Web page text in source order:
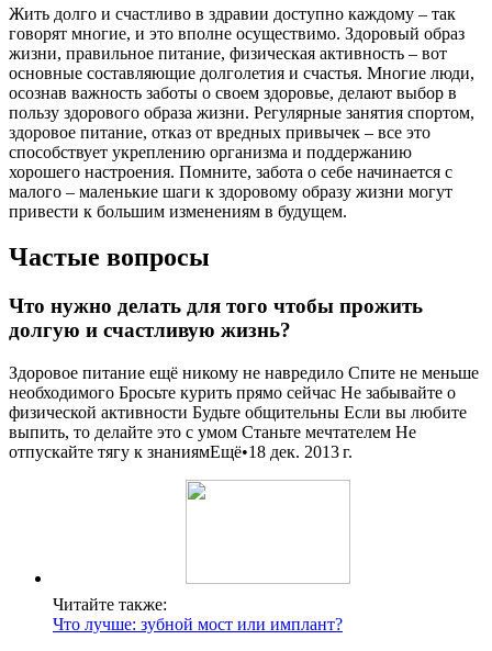
Жить долго и счастливо в здравии доступно каждому – так
говорят многие, и это вполне осуществимо. Здоровый образ
жизни, правильное питание, физическая активность – вот
основные составляющие долголетия и счастья. Многие люди,
осознав важность заботы о своем здоровье, делают выбор в
пользу здорового образа жизни. Регулярные занятия спортом,
здоровое питание, отказ от вредных привычек – все это
способствует укреплению организма и поддержанию
хорошего настроения. Помните, забота о себе начинается с
малого – маленькие шаги к здоровому образу жизни могут
привести к большим изменениям в будущем.
Частые вопросы
Что нужно делать для того чтобы прожить
долгую и счастливую жизнь?
Здоровое питание ещё никому не навредило Спите не меньше
необходимого Бросьте курить прямо сейчас Не забывайте о
физической активности Будьте общительны Если вы любите
выпить, то делайте это с умом Станьте мечтателем Не
отпускайте тягу к знаниямЕщё•18 дек. 2013 г.
Читайте также:
Что лучше: зубной мост или имплант?